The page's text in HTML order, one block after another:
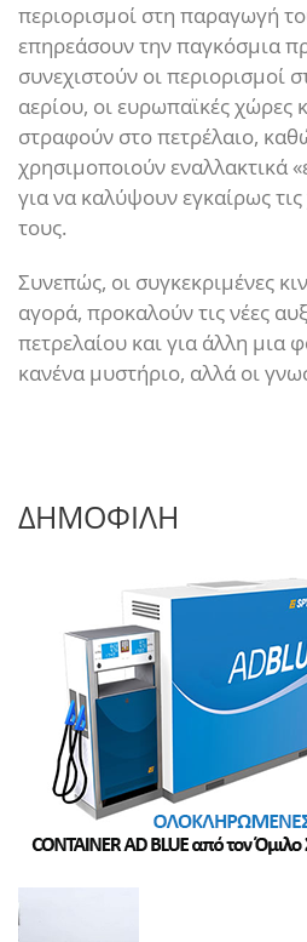
περιορισμοί στη παραγωγή
επηρεάσουν την παγκόσμια
συνεχιστούν οι περιορισμοί
αερίου, οι ευρωπαϊκές χώρες
στραφούν στο πετρέλαιο,
χρησιμοποιούν εναλλακτικά
για να καλύψουν εγκαίρως τις
τους.
Συνεπώς, οι συγκεκριμένες
αγορά, προκαλούν τις νέες
πετρελαίου και για άλλη μια
κανένα μυστήριο, αλλά οι
ΔΗΜΟΦΙΛΗ